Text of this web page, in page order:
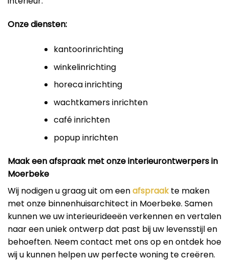
Onze diensten:
kantoorinrichting
winkelinrichting
horeca inrichting
wachtkamers inrichten
café inrichten
popup inrichten
Maak een afspraak met onze interieurontwerpers in
Moerbeke
Wij nodigen u graag uit om eenafspraakte maken
met onze binnenhuisarchitect in Moerbeke. Samen
kunnen we uw interieurideeën verkennen en vertalen
naar een uniek ontwerp dat past bij uw levensstijl en
behoeften. Neem contact met ons op en ontdek hoe
wij u kunnen helpen uw perfecte woning te creëren.